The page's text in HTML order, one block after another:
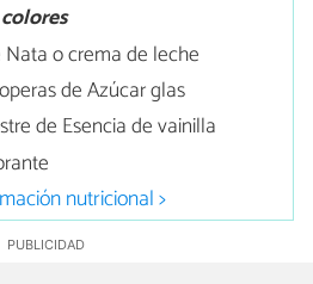
o crema de leche
de Azúcar glas
de Esencia de vainilla
nutricional >